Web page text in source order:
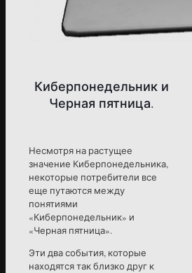
Киберпонедельник и
Черная пятница.
Несмотря на растущее
значение Киберпонедельника,
некоторые потребители все
еще путаются между
понятиями
«Киберпонедельник» и
«Черная пятница».
Эти два события, которые
находятся так близко друг к